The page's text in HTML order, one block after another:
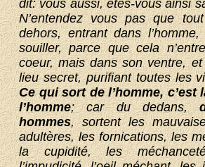
dit: vous aussi, êtes-vous ainsi
N’entendez vous pas que
dehors, entrant dans
souiller, parce que cela
coeur, mais dans son ventre,
lieu secret, purifiant toutes les
Ce qui sort de l’homme, c’est
l’homme; car du dedans,
hommes, sortent les
adultères, les fornications, les
la cupidité, les